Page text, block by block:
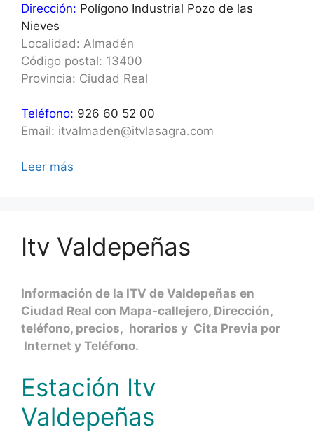
Dirección: Polígono Industrial Pozo de las
Nieves
Localidad: Almadén
Código postal: 13400
Provincia: Ciudad Real
Teléfono: 926 60 52 00
Email: itvalmaden@itvlasagra.com
Leer más
Itv Valdepeñas
Información de la ITV de Valdepeñas en
Ciudad Real con Mapa-callejero, Dirección,
teléfono, precios, horarios y Cita Previa por
Internet y Teléfono.
Estación Itv
Valdepeñas